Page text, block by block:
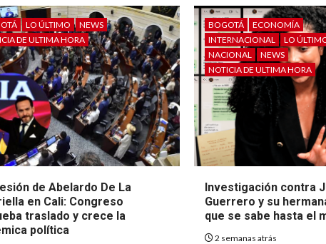
LO ÚLTIMO
NEWS
DE ULTIMA HORA
de Abelardo De La
en Cali: Congreso
traslado y crece la
política
BOGOTÁ
ECONOMÍA
INTERNACIONAL
LO
NACIONAL
NEWS
NOTICIA DE ULTIMA HORA
Investigación contra
Guerrero y su
que se sabe hasta el
2 semanas atrás